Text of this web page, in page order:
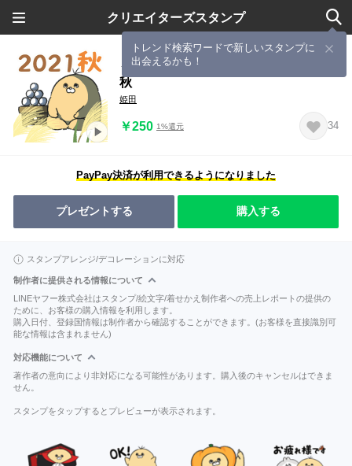
クリエイターズスタンプ
トレンド検索ワードで新しいスタンプに
出会えるかも！
うごく！もふもふもっふるくん 2021
秋
姫田
￥250 1%還元 34
PayPay決済が利用できるようになりました
プレゼントする 購入する
スタンプアレンジ/デコレーションに対応
制作者に提供される情報について
LINEヤフー株式会社はスタンプ/絵文字/着せかえ制作者への売上レポートの提供の
ために、お客様の購入情報を利用します。
購入日付、登録国情報は制作者から確認することができます。(お客様を直接識別可
能な情報は含まれません)
対応機能について
著作者の意向により非対応になる可能性があります。購入後のキャンセルはできま
せん。
スタンプをタップするとプレビューが表示されます。